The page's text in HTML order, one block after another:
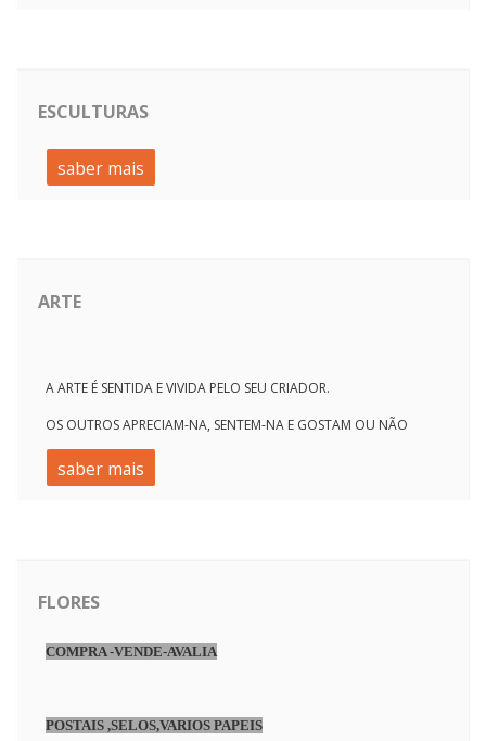
ESCULTURAS
saber mais
ARTE
A ARTE É SENTIDA E VIVIDA PELO SEU CRIADOR.
OS OUTROS APRECIAM-NA, SENTEM-NA E GOSTAM OU NÃO
saber mais
FLORES
COMPRA -VENDE-AVALIA
POSTAIS ,SELOS,VARIOS PAPEIS